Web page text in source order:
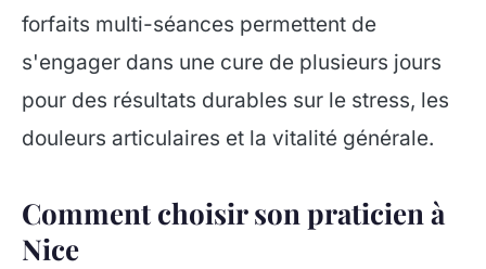
forfaits multi-séances permettent de
s'engager dans une cure de plusieurs jours
pour des résultats durables sur le stress, les
douleurs articulaires et la vitalité générale.
Comment choisir son praticien à
Nice